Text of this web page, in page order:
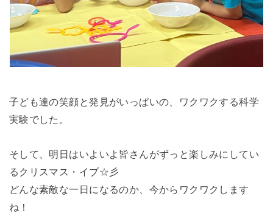
子ども達の笑顔と発見がいっぱいの、ワクワクする科学
実験でした。
そして、明日はいよいよ皆さんがずっと楽しみにしてい
るクリスマス・イブ☆彡
どんな素敵な一日になるのか、今からワクワクします
ね！